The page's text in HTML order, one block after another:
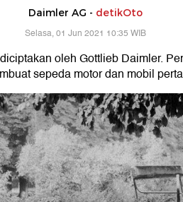
Daimler AG - detikOto
Selasa, 01 Jun 2021 10:35 WIB
oleh Gottlieb Daimler.
sepeda motor dan mobil